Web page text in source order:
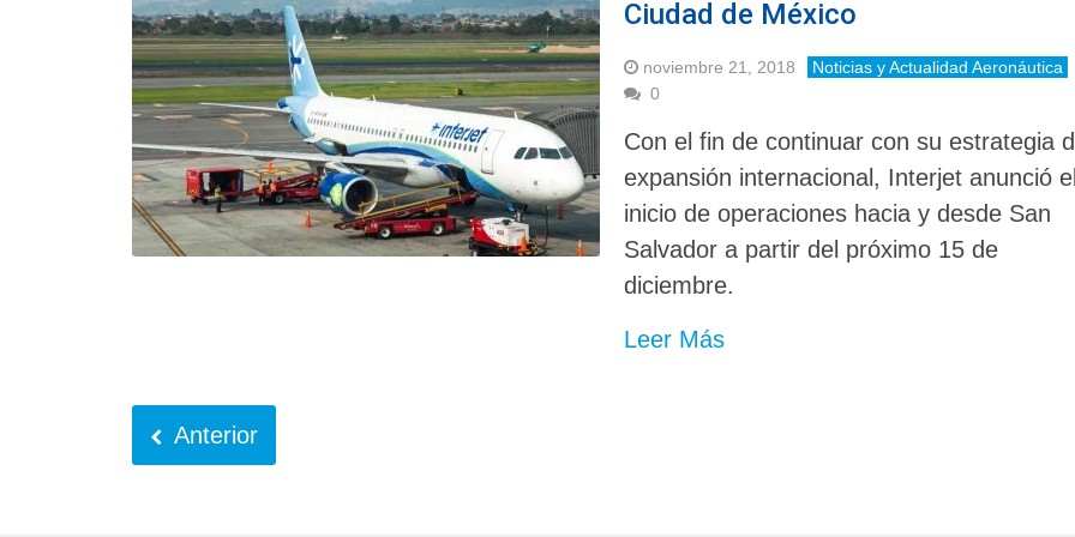
Ciudad de México
noviembre 21, 2018
Noticias y Actualidad Aeronáutica
0
Con el fin de continuar con su estrategia
expansión internacional, Interjet anunció
inicio de operaciones hacia y desde San
Salvador a partir del próximo 15 de
diciembre.
Leer Más
Anterior